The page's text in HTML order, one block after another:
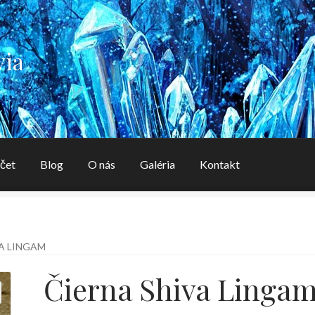
Blog O nás Galéria Kontakt
LINGAM
Čierna Shiva